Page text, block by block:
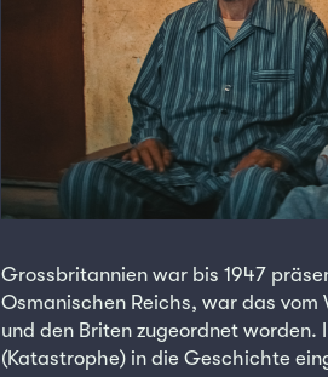
Grossbritannien war bis 1947
Osmanischen Reichs, war das
und den Briten zugeordnet worden.
(Katastrophe) in die Geschichte